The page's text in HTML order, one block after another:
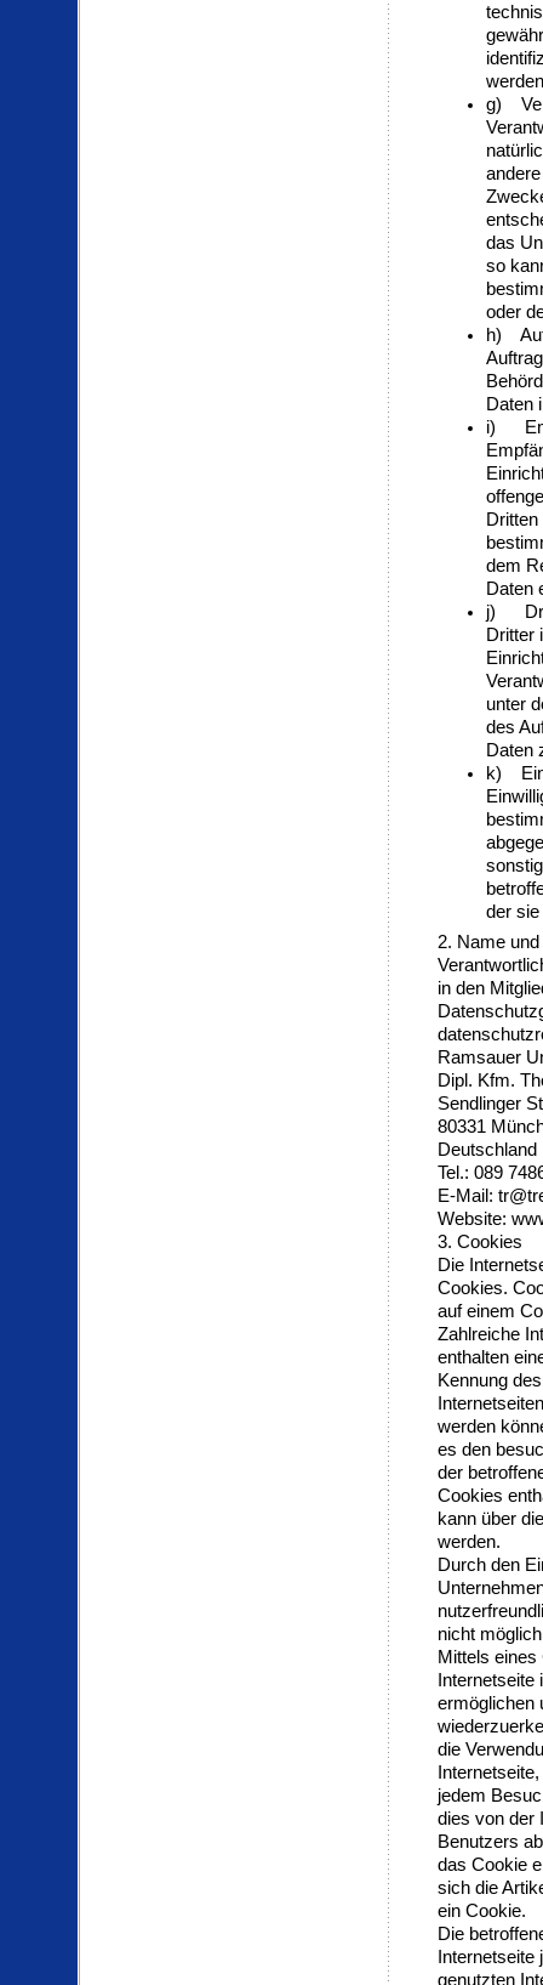
g)
das
so
oder
h)
Daten
i)
dem
Daten
j)
Dritter
unter
des
Daten
k)
der
2. Name
in den
Ramsauer
Dipl. Kfm.
Sendlinger
80331
Deutschland
Tel.: 089
E-Mail:
Website:
3. Cookies
Die
Cookies.
auf einem
Zahlreiche
enthalten
Kennung
werden
es den
der
Cookies
kann über
werden.
Durch den
nicht
Mittels eines
ermöglichen
die
jedem
dies von der
Benutzers
das Cookie
sich die
ein Cookie.
Die
genutzten